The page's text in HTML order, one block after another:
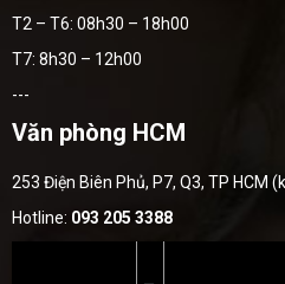
T2 – T6: 08h30 – 18h00
T7: 8h30 – 12h00
---
Văn phòng HCM
253 Điện Biên Phủ, P7, Q3, TP HCM
Hotline: 093 205 3388